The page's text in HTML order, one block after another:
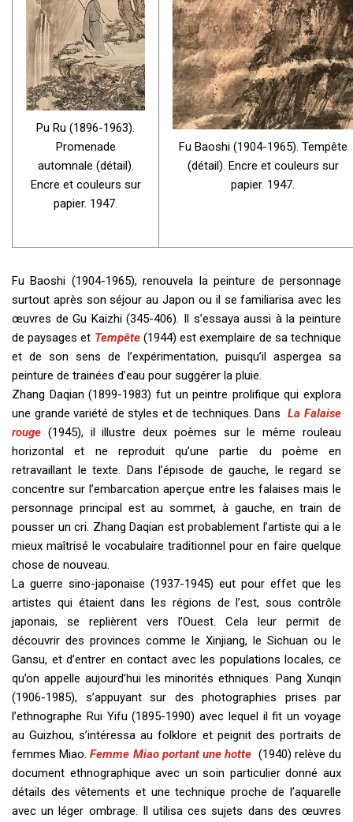
Pu Ru (1896-1963).
Promenade
automnale (détail).
Encre et couleurs sur
papier. 1947.
Fu Baoshi (1904-1965). Tempête
(détail). Encre et couleurs sur
papier. 1947.
Fu Baoshi (1904-1965), renouvela la peinture de personnage
surtout après son séjour au Japon ou il se familiarisa avec les
œuvres de Gu Kaizhi (345-406). Il s’essaya aussi à la peinture
de paysages et Tempête(1944) est exemplaire de sa technique
et de son sens de l’expérimentation, puisqu’il aspergea sa
peinture de trainées d’eau pour suggérer la pluie.
Zhang Daqian (1899-1983) fut un peintre prolifique qui explora
une grande variété de styles et de techniques. DansLa Falaise
rouge (1945), il illustre deux poèmes sur le même rouleau
horizontal et ne reproduit qu’une partie du poème en
retravaillant le texte. Dans l’épisode de gauche, le regard se
concentre sur l’embarcation aperçue entre les falaises mais le
personnage principal est au sommet, à gauche, en train de
pousser un cri. Zhang Daqian est probablement l’artiste qui a le
mieux maîtrisé le vocabulaire traditionnel pour en faire quelque
chose de nouveau.
La guerre sino-japonaise (1937-1945) eut pour effet que les
artistes qui étaient dans les régions de l’est, sous contrôle
japonais, se replièrent vers l’Ouest. Cela leur permit de
découvrir des provinces comme le Xinjiang, le Sichuan ou le
Gansu, et d’entrer en contact avec les populations locales, ce
qu’on appelle aujourd’hui les minorités ethniques. Pang Xunqin
(1906-1985), s’appuyant sur des photographies prises par
l’ethnographe Rui Yifu (1895-1990) avec lequel il fit un voyage
au Guizhou, s’intéressa au folklore et peignit des portraits de
femmes Miao.Femme Miao portant une hotte (1940) relève du
document ethnographique avec un soin particulier donné aux
détails des vêtements et une technique proche de l’aquarelle
avec un léger ombrage. Il utilisa ces sujets dans des œuvres